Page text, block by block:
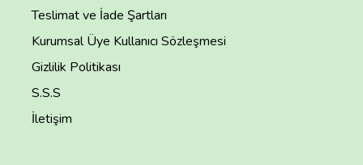
Teslimat ve İade Şartları
Kurumsal Üye Kullanıcı Sözleşmesi
Gizlilik Politikası
S.S.S
İletişim